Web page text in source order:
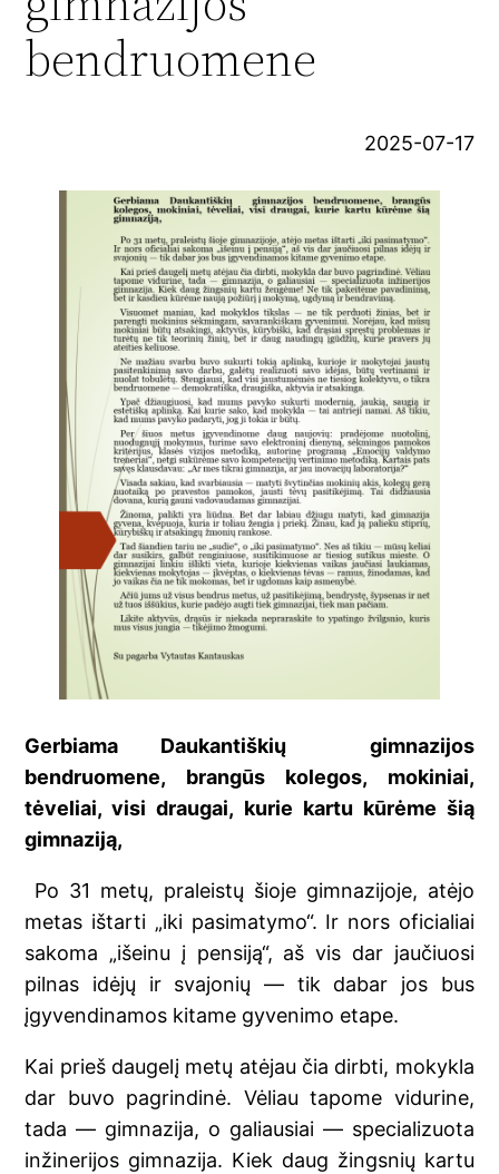
bendruomene
2025-07-17
Gerbiama Daukantiškių gimnazijos
bendruomene, brangūs kolegos, mokiniai,
tėveliai, visi draugai, kurie kartu kūrėme šią
gimnaziją,
Po 31 metų, praleistų šioje gimnazijoje, atėjo
metas ištarti „iki pasimatymo“. Ir nors oficialiai
sakoma „išeinu į pensiją“, aš vis dar jaučiuosi
pilnas idėjų ir svajonių — tik dabar jos bus
įgyvendinamos kitame gyvenimo etape.
Kai prieš daugelį metų atėjau čia dirbti, mokykla
dar buvo pagrindinė. Vėliau tapome vidurine,
tada — gimnazija, o galiausiai — specializuota
inžinerijos gimnazija. Kiek daug žingsnių kartu